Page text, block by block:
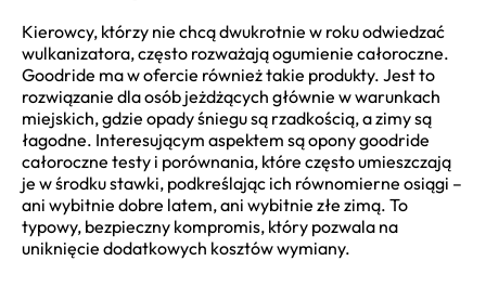
Kierowcy, którzy nie chcą dwukrotnie w roku odwiedzać
wulkanizatora, często rozważają ogumienie całoroczne.
Goodride ma w ofercie również takie produkty. Jest to
rozwiązanie dla osób jeżdżących głównie w warunkach
miejskich, gdzie opady śniegu są rzadkością, a zimy są
łagodne. Interesującym aspektem są opony goodride
całoroczne testy i porównania, które często umieszczają
je w środku stawki, podkreślając ich równomierne osiągi –
ani wybitnie dobre latem, ani wybitnie złe zimą. To
typowy, bezpieczny kompromis, który pozwala na
uniknięcie dodatkowych kosztów wymiany.